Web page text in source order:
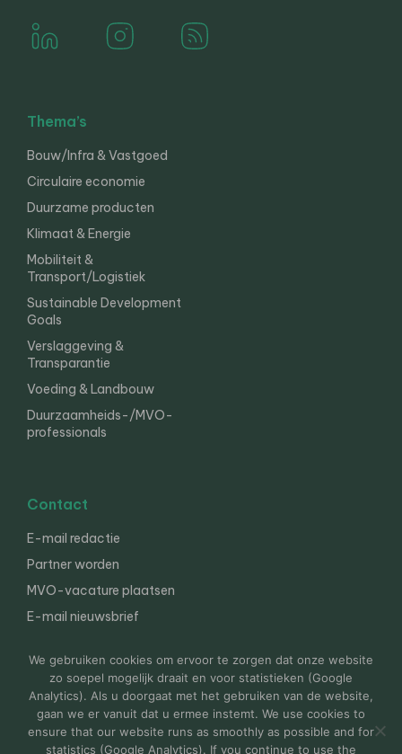
Thema’s
Bouw/Infra & Vastgoed
Circulaire economie
Duurzame producten
Klimaat & Energie
Mobiliteit &
Transport/Logistiek
Sustainable Development
Goals
Verslaggeving &
Transparantie
Voeding & Landbouw
Duurzaamheids-/MVO-
professionals
Contact
E-mail redactie
Partner worden
MVO-vacature plaatsen
E-mail nieuwsbrief
© 2000-2026 Van der Molen EIS Colofon
Disclaimer
Privacy
We gebruiken cookies om ervoor te zorgen dat onze website
zo soepel mogelijk draait en voor statistieken (Google
Analytics). Als u doorgaat met het gebruiken van de website,
gaan we er vanuit dat u ermee instemt. We use cookies to
ensure that our website runs as smoothly as possible and for
statistics (Google Analytics). If you continue to use the